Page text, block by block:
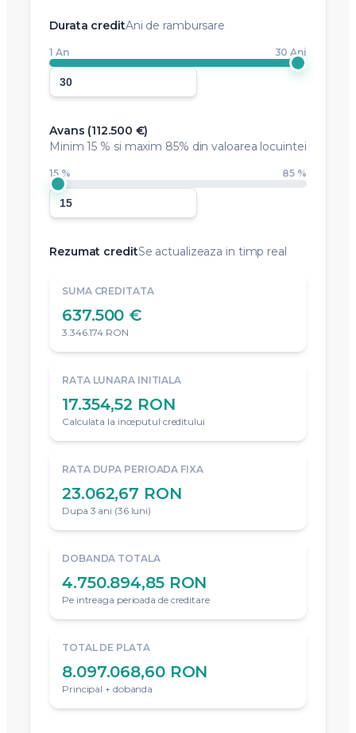
Durata creditAni de rambursare
1 An 30 Ani
Avans (112.500 €)
Minim15 % si maxim 85% din valoarea locuintei
15 % 85 %
Rezumat creditSe actualizeaza in timp real
SUMA CREDITATA
637.500 €
3.346.174 RON
RATA LUNARA INITIALA
17.354,52 RON
Calculata la inceputul creditului
RATA DUPA PERIOADA FIXA
23.062,67 RON
Dupa 3 ani (36 luni)
DOBANDA TOTALA
4.750.894,85 RON
Pe intreaga perioada de creditare
TOTAL DE PLATA
8.097.068,60 RON
Principal + dobanda